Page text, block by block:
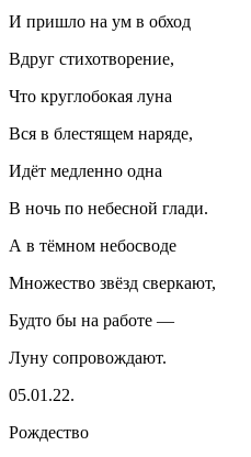
И пришло на ум в обход
Вдруг стихотворение,
Что круглобокая луна
Вся в блестящем наряде,
Идёт медленно одна
В ночь по небесной глади.
А в тёмном небосводе
Множество звёзд сверкают,
Будто бы на работе —
Луну сопровождают.
05.01.22.
Рождество